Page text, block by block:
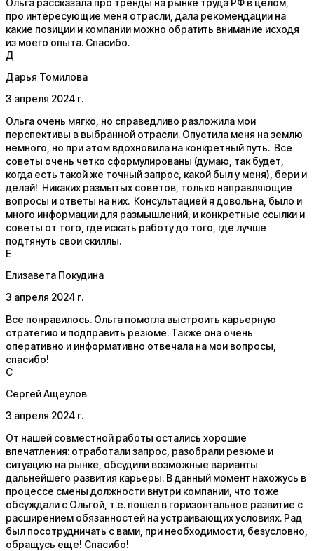
про интересующие меня отрасли, дала рекомендации на
какие позиции и компании можно обратить внимание исходя
из моего опыта. Спасибо.
Д
Дарья Томилова
3 апреля 2024 г.
Ольга очень мягко, но справедливо разложила мои
перспективы в выбранной отрасли. Опустила меня на землю
немного, но при этом вдохновила на конкретный путь. Все
советы очень четко сформулированы (думаю, так будет,
когда есть такой же точный запрос, какой был у меня), бери и
делай! Никаких размытых советов, только направляющие
вопросы и ответы на них. Консультацией я довольна, было и
много информации для размышлений, и конкретные ссылки и
советы от того, где искать работу до того, где лучше
подтянуть свои скиллы.
Е
Елизавета Покудина
3 апреля 2024 г.
Все понравилось. Ольга помогла выстроить карьерную
стратегию и подправить резюме. Также она очень
оперативно и информативно отвечала на мои вопросы,
спасибо!
С
Сергей Ащеулов
3 апреля 2024 г.
От нашей совместной работы остались хорошие
впечатления: отработали запрос, разобрали резюме и
ситуацию на рынке, обсудили возможные варианты
дальнейшего развития карьеры. В данный момент нахожусь в
процессе смены должности внутри компании, что тоже
обсуждали с Ольгой, т.е. пошел в горизонтальное развитие с
расширением обязанностей на устраивающих условиях. Рад
был посотрудничать с вами, при необходимости, безусловно,
обращусь еще! Спасибо!